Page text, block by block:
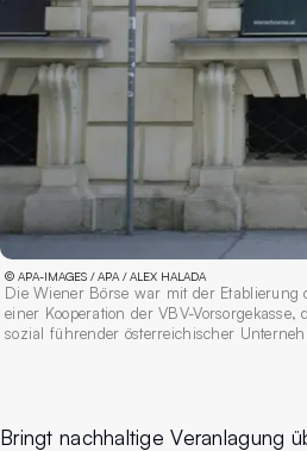
© APA-IMAGES / APA / ALEX HALADA
Die Wiener Börse war mit der
einer Kooperation der VBV-
sozial führender österreichischer
Bringt nachhaltige Veranlagung